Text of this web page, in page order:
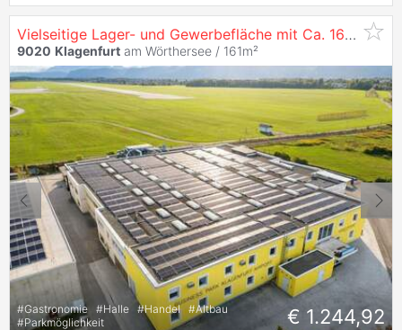
Vielseitige Lager- und Gewerbefläche mit Ca. 161,26 m² im Business Park
9020 Klagenfurt am Wörthersee / 161m²
#Gastronomie #Halle #Handel #Altbau
#Parkmöglichkeit € 1.244,92